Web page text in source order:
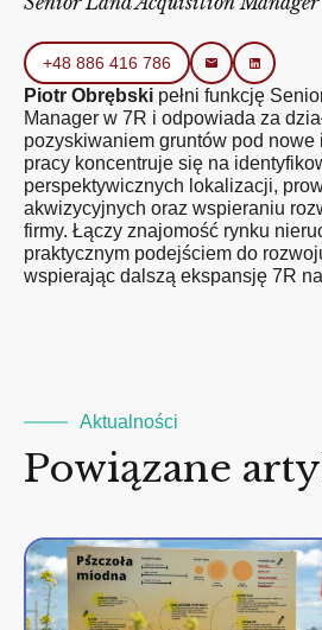
+48 886 416 786
Piotr Obrębski pełni funkcję
Manager w 7R i odpowiada za
pozyskiwaniem gruntów pod nowe
pracy koncentruje się na
perspektywicznych lokalizacji,
akwizycyjnych oraz wspieraniu
firmy. Łączy znajomość rynku
praktycznym podejściem do
wspierając dalszą ekspansję 7R
Aktualności
Powiązane